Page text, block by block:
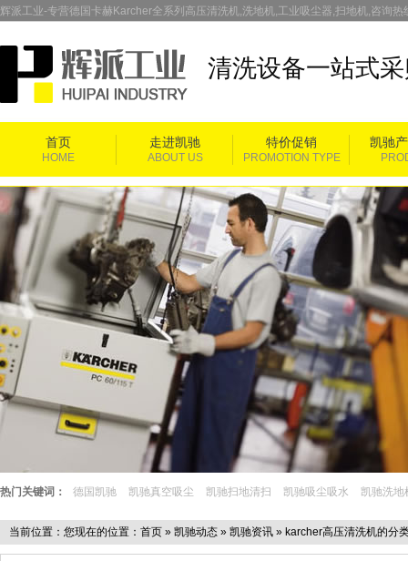
辉派工业-专营德国卡赫Karcher全系列高压清洗机,洗地机,工业吸尘器,扫地机,咨询
清洗设备一站式
首页 走进凯驰 特价促销 凯驰
HOME ABOUT US PROMOTION TYPE
热门关键词： 德国凯驰 凯驰真空吸尘 凯驰扫地清扫 凯驰吸尘吸水 凯驰洗地
当前位置：您现在的位置： 首页 » 凯驰动态 » 凯驰资讯 » karcher高压清洗机的分